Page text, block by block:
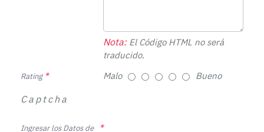
Nota:El Código HTML no será
traducido.
Rating Malo Bueno
Captcha
Ingresar los Datos de